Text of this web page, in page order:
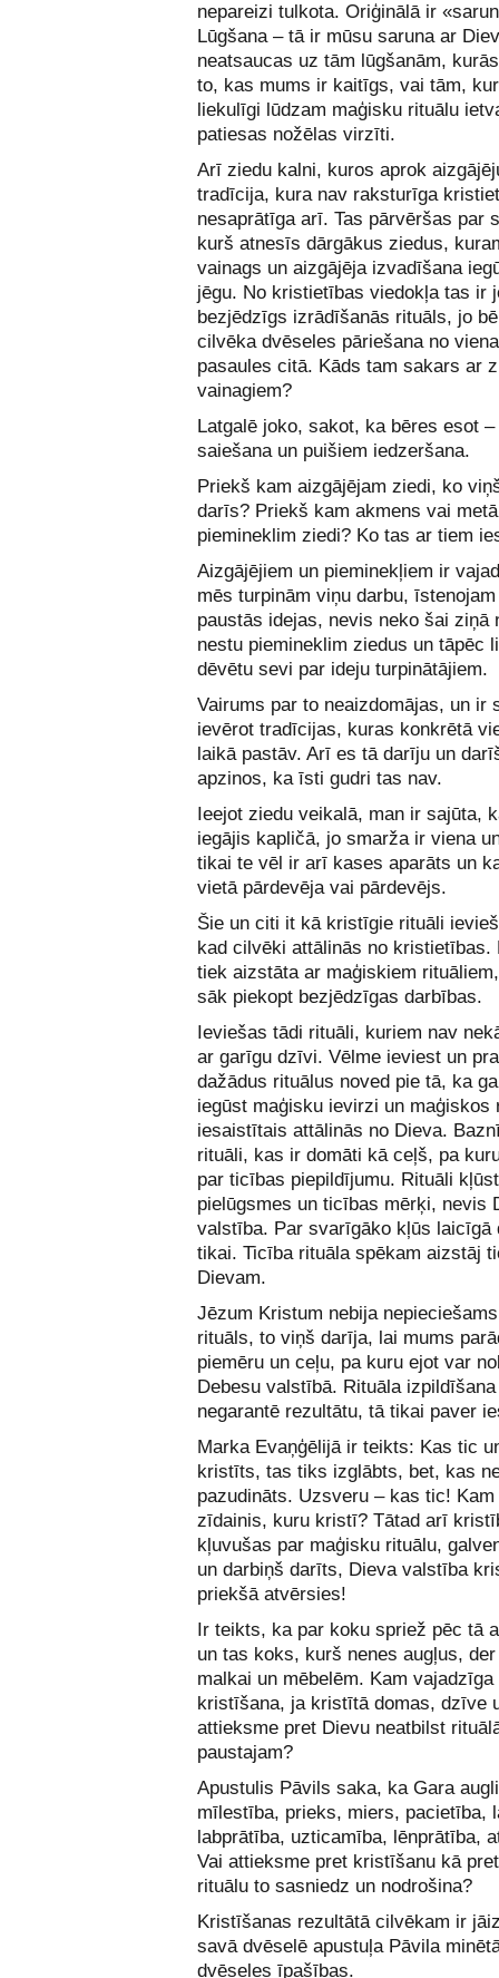
nepareizi tulkota. Oriģinālā ir
Lūgšana – tā ir mūsu saruna ar
neatsaucas uz tām lūgšanām,
to, kas mums ir kaitīgs, vai tām,
liekulīgi lūdzam maģisku rituālu
patiesas nožēlas virzīti.
Arī ziedu kalni, kuros aprok
tradīcija, kura nav raksturīga
nesaprātīga arī. Tas pārvēršas par
kurš atnesīs dārgākus ziedus,
vainags un aizgājēja izvadīšana
jēgu. No kristietības viedokļa tas ir
bezjēdzīgs izrādīšanās rituāls, jo
cilvēka dvēseles pāriešana no
pasaules citā. Kāds tam sakars ar
vainagiem?
Latgalē joko, sakot, ka bēres esot
saiešana un puišiem iedzeršana.
Priekš kam aizgājējam ziedi, ko
darīs? Priekš kam akmens vai
piemineklim ziedi? Ko tas ar tiem
Aizgājējiem un pieminekļiem ir
mēs turpinām viņu darbu,
paustās idejas, nevis neko šai ziņā
nestu piemineklim ziedus un tāpēc
dēvētu sevi par ideju turpinātājiem.
Vairums par to neaizdomājas, un ir
ievērot tradīcijas, kuras konkrētā
laikā pastāv. Arī es tā darīju un
apzinos, ka īsti gudri tas nav.
Ieejot ziedu veikalā, man ir sajūta,
iegājis kapličā, jo smarža ir viena
tikai te vēl ir arī kases aparāts un
vietā pārdevēja vai pārdevējs.
Šie un citi it kā kristīgie rituāli
kad cilvēki attālinās no kristietības.
tiek aizstāta ar maģiskiem
sāk piekopt bezjēdzīgas darbības.
Ieviešas tādi rituāli, kuriem nav
ar garīgu dzīvi. Vēlme ieviest un
dažādus rituālus noved pie tā, ka
iegūst maģisku ievirzi un maģiskos
iesaistītais attālinās no Dieva.
rituāli, kas ir domāti kā ceļš, pa
par ticības piepildījumu. Rituāli
pielūgsmes un ticības mērķi, nevis
valstība. Par svarīgāko kļūs laicīgā
tikai. Ticība rituāla spēkam aizstāj
Dievam.
Jēzum Kristum nebija
rituāls, to viņš darīja, lai mums
piemēru un ceļu, pa kuru ejot var
Debesu valstībā. Rituāla
negarantē rezultātu, tā tikai paver
Marka Evaņģēlijā ir teikts: Kas tic
kristīts, tas tiks izglābts, bet, kas
pazudināts. Uzsveru – kas tic!
zīdainis, kuru kristī? Tātad arī
kļuvušas par maģisku rituālu,
un darbiņš darīts, Dieva valstība
priekšā atvērsies!
Ir teikts, ka par koku spriež pēc tā
un tas koks, kurš nenes augļus,
malkai un mēbelēm. Kam vajadzīga
kristīšana, ja kristītā domas, dzīve
attieksme pret Dievu neatbilst
paustajam?
Apustulis Pāvils saka, ka Gara
mīlestība, prieks, miers, pacietība,
labprātība, uzticamība, lēnprātība,
Vai attieksme pret kristīšanu kā
rituālu to sasniedz un nodrošina?
Kristīšanas rezultātā cilvēkam ir
savā dvēselē apustuļa Pāvila
dvēseles īpašības.